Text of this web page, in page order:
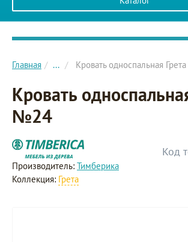
Главное меню сайта
Главная ... Кровать односпальная
Кровать
№24
Код
Производитель: Тимберика
Коллекция: Грета